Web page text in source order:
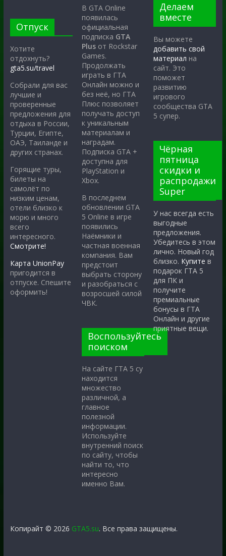
Отпуск
Хотите
отдохнуть?
gta5.su/travel
Собрали для вас
лучшие и
проверенные
предложения для
отдыха в России,
Турции, Египте,
ОАЭ, Таиланде и
других странах.
Горящие туры,
билеты на
самолёт по
низким ценам,
отели близко к
морю и много
всего
интересного.
Смотрите!
Карта UnionPay
пригодится в
отпуске. Спешите
оформить!
В GTA Online
появилась
официальная
подписка GTA
Plus от Rockstar
Games.
Продолжать
играть в ГТА
Онлайн можно и
без неё, но ГТА
Плюс позволяет
получать доступ
к уникальным
материалам и
наградам.
Подписка GTA +
доступна для
PlayStation и
Xbox.
В последнем
обновлении GTA
5 Online в игре
появились
Наёмники и
частная военная
компания. Вам
предстоит
выбрать сторону
и разобраться с
возросшей силой
ЧВК.
Воспользуйтесь
поиском
На сайте ГТА 5 су
находится
множество
различной, а
главное
полезной
информации.
Используйте
внутренний поиск
по сайту, чтобы
найти то, что
интересно
именно Вам.
Делаем
вместе
Вы можете
добавить свой
материал на
сайт. Это
поможет
развитию
игрового
сообщества GTA
5 супер.
Чёрная
пятница
скидки и
распродажи
Super
У нас всегда есть
выгодные
предложения.
Убедитесь в этом
лично. Новый год
близко. Купите в
подарок ГТА 5
для ПК и
получите
премиальные
бонусы в ГТА
Онлайн и другие
приятные вещи.
Копирайт © 2026 GTA5.su. Все права защищены.